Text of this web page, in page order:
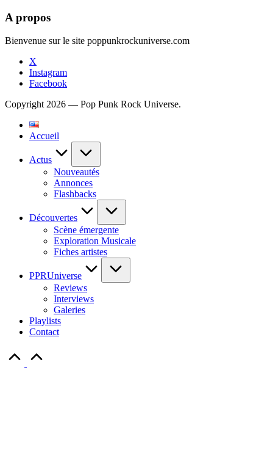
A propos
Bienvenue sur le site poppunkrockuniverse.com
X
Instagram
Facebook
Copyright 2026 — Pop Punk Rock Universe.
Accueil
Actus
Nouveautés
Annonces
Flashbacks
Découvertes
Scène émergente
Exploration Musicale
Fiches artistes
PPRUniverse
Reviews
Interviews
Galeries
Playlists
Contact